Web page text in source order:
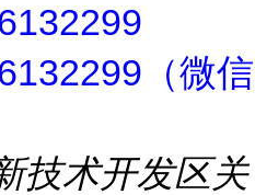
（微信
技术开发区关